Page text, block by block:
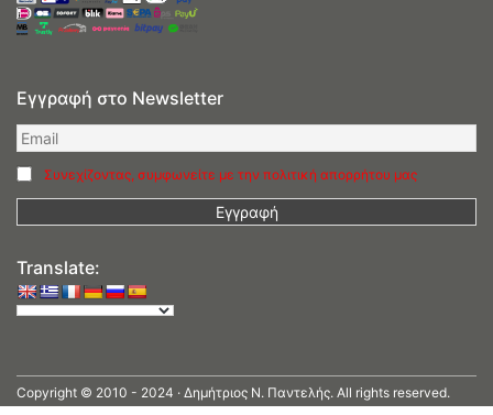
Εγγραφή στο Newsletter
Συνεχίζοντας, συμφωνείτε με την πολιτική απορρήτου μας
Translate:
Copyright © 2010 - 2024 · Δημήτριος N. Παντελής. All rights reserved.